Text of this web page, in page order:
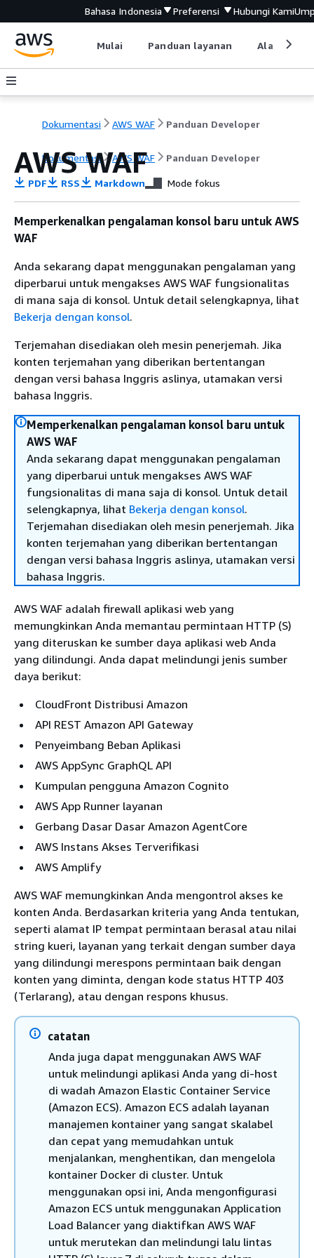
Bahasa Indonesia Preferensi Hubungi Kami
Mulai Panduan layanan Alat
Dokumentasi AWS WAF Panduan Developer
Dokumentasi AWS WAF Panduan Developer
AWS WAF
PDF RSS Markdown Mode fokus
Memperkenalkan pengalaman konsol baru untuk AWS
WAF
Anda sekarang dapat menggunakan pengalaman yang
diperbarui untuk mengakses AWS WAF fungsionalitas
di mana saja di konsol. Untuk detail selengkapnya, lihat
Bekerja dengan konsol.
Terjemahan disediakan oleh mesin penerjemah. Jika
konten terjemahan yang diberikan bertentangan
dengan versi bahasa Inggris aslinya, utamakan versi
bahasa Inggris.
Memperkenalkan pengalaman konsol baru untuk
AWS WAF
Anda sekarang dapat menggunakan pengalaman
yang diperbarui untuk mengakses AWS WAF
fungsionalitas di mana saja di konsol. Untuk detail
selengkapnya, lihat Bekerja dengan konsol.
Terjemahan disediakan oleh mesin penerjemah. Jika
konten terjemahan yang diberikan bertentangan
dengan versi bahasa Inggris aslinya, utamakan versi
bahasa Inggris.
AWS WAF adalah firewall aplikasi web yang
memungkinkan Anda memantau permintaan HTTP (S)
yang diteruskan ke sumber daya aplikasi web Anda
yang dilindungi. Anda dapat melindungi jenis sumber
daya berikut:
CloudFront Distribusi Amazon
API REST Amazon API Gateway
Penyeimbang Beban Aplikasi
AWS AppSync GraphQL API
Kumpulan pengguna Amazon Cognito
AWS App Runner layanan
Gerbang Dasar Dasar Amazon AgentCore
AWS Instans Akses Terverifikasi
AWS Amplify
AWS WAF memungkinkan Anda mengontrol akses ke
konten Anda. Berdasarkan kriteria yang Anda tentukan,
seperti alamat IP tempat permintaan berasal atau nilai
string kueri, layanan yang terkait dengan sumber daya
yang dilindungi merespons permintaan baik dengan
konten yang diminta, dengan kode status HTTP 403
(Terlarang), atau dengan respons khusus.
catatan
Anda juga dapat menggunakan AWS WAF
untuk melindungi aplikasi Anda yang di-host
di wadah Amazon Elastic Container Service
(Amazon ECS). Amazon ECS adalah layanan
manajemen kontainer yang sangat skalabel
dan cepat yang memudahkan untuk
menjalankan, menghentikan, dan mengelola
kontainer Docker di cluster. Untuk
menggunakan opsi ini, Anda mengonfigurasi
Amazon ECS untuk menggunakan Application
Load Balancer yang diaktifkan AWS WAF
untuk merutekan dan melindungi lalu lintas